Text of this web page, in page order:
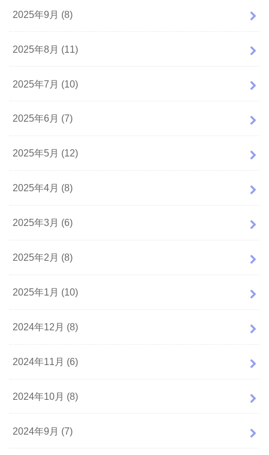
2025年9月 (8)
2025年8月 (11)
2025年7月 (10)
2025年6月 (7)
2025年5月 (12)
2025年4月 (8)
2025年3月 (6)
2025年2月 (8)
2025年1月 (10)
2024年12月 (8)
2024年11月 (6)
2024年10月 (8)
2024年9月 (7)